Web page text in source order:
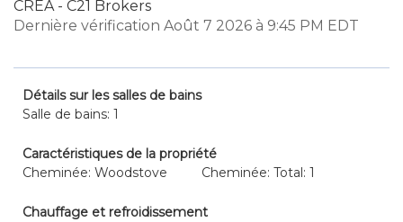
CREA - C21 Brokers
Dernière vérification Août 7 2026 à 9:45 PM EDT
Détails sur les salles de bains
Salle de bains: 1
Caractéristiques de la propriété
Cheminée: Woodstove
Cheminée: Total: 1
Chauffage et refroidissement